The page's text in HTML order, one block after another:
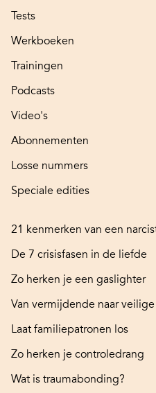
Tests
Werkboeken
Trainingen
Podcasts
Video's
Abonnementen
Losse nummers
Speciale edities
21 kenmerken van een
De 7 crisisfasen in de liefde
Zo herken je een gaslighter
Van vermijdende naar
Laat familiepatronen los
Zo herken je controledrang
Wat is traumabonding?